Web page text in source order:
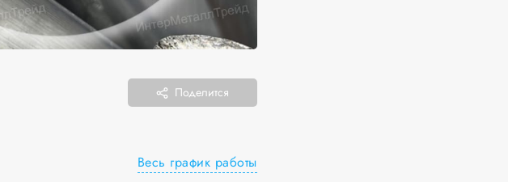
Поделится
Весь график работы